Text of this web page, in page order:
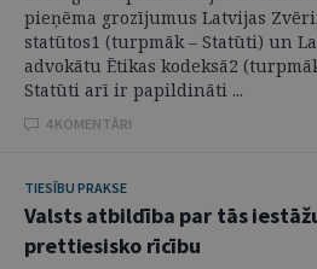
pieņēma grozījumus Latvijas
statūtos1 (turpmāk – Statūti) un
advokātu Ētikas kodeksā2
Statūti arī ir papildināti ...
4 KOMENTĀRI
TIESĪBU PRAKSE
Valsts atbildība par tās
prettiesisko rīcību